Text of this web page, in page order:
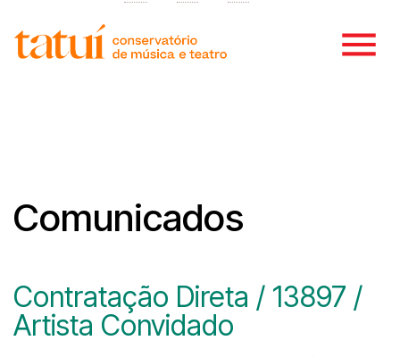
Comunicados
Contratação Direta / 13897 /
Artista Convidado